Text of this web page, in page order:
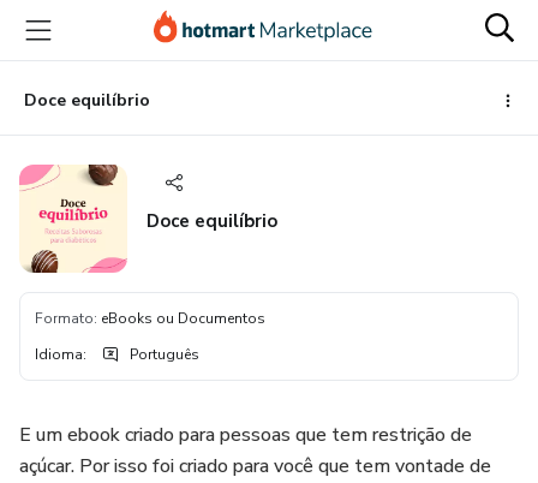
para
conteúdo
principal
para
pagamento
para
rodapéDoce equilíbrio
Doce equilíbrio
Formato: eBooks ou Documentos
Idioma: Português
E um ebook criado para pessoas que tem restrição de
açúcar. Por isso foi criado para você que tem vontade de